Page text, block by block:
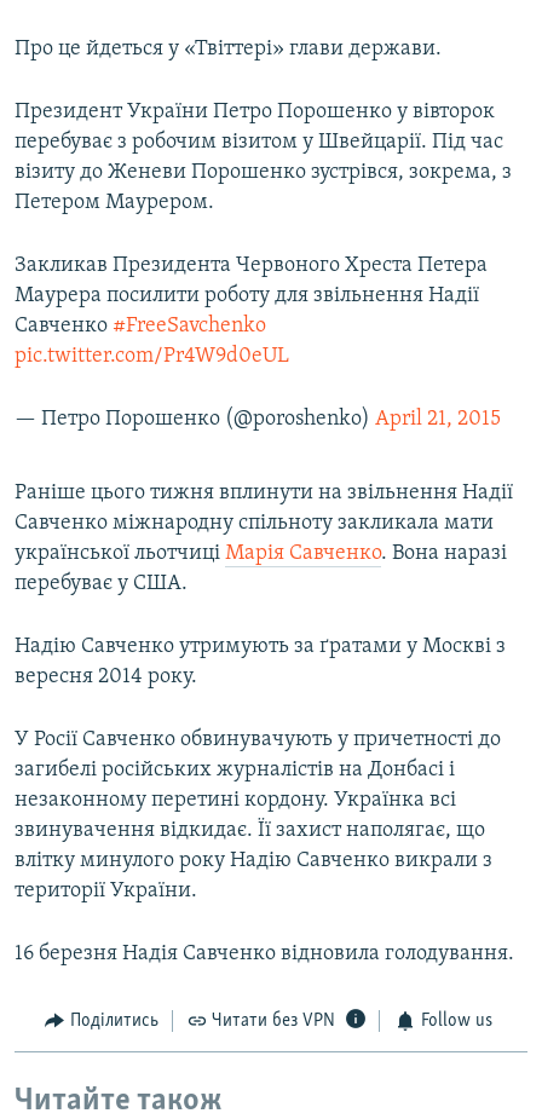
Про це йдеться у «Твіттері» глави держави.
Президент України Петро Порошенко у вівторок
перебуває з робочим візитом у Швейцарії. Під час
візиту до Женеви Порошенко зустрівся, зокрема, з
Петером Маурером.
Закликав Президента Червоного Хреста Петера
Маурера посилити роботу для звільнення Надії
Савченко #FreeSavchenko
pic.twitter.com/Pr4W9d0eUL
— Петро Порошенко (@poroshenko) April 21, 2015
Раніше цього тижня вплинути на звільнення Надії
Савченко міжнародну спільноту закликала мати
української льотчиці Марія Савченко. Вона наразі
перебуває у США.
Надію Савченко утримують за ґратами у Москві з
вересня 2014 року.
У Росії Савченко обвинувачують у причетності до
загибелі російських журналістів на Донбасі і
незаконному перетині кордону. Українка всі
звинувачення відкидає. Її захист наполягає, що
влітку минулого року Надію Савченко викрали з
території України.
16 березня Надія Савченко відновила голодування.
Поділитись Читати без VPN Follow us
Читайте також